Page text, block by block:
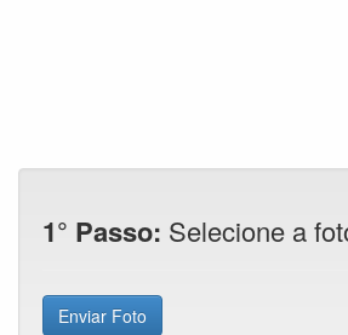
1° Passo: Selecione a
Enviar Foto